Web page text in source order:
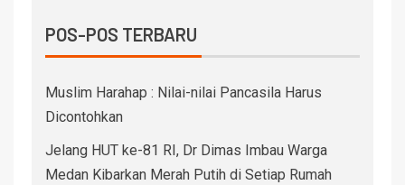
POS-POS TERBARU
Muslim Harahap : Nilai-nilai Pancasila Harus
Dicontohkan
Jelang HUT ke-81 RI, Dr Dimas Imbau Warga
Medan Kibarkan Merah Putih di Setiap Rumah